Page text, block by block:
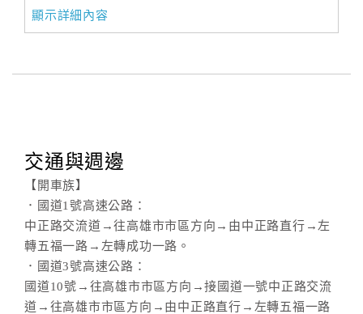
顯示詳細內容
交通與週邊
【開車族】
．國道1號高速公路：
中正路交流道→往高雄市市區方向→由中正路直行→左
轉五福一路→左轉成功一路。
．國道3號高速公路：
國道10號→往高雄市市區方向→接國道一號中正路交流
道→往高雄市市區方向→由中正路直行→左轉五福一路